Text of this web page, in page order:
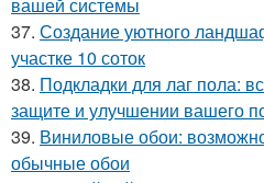
37. Создание уютного
участке 10 соток
38. Подкладки для лаг пола:
защите и улучшении вашего
39. Виниловые обои:
обычные обои